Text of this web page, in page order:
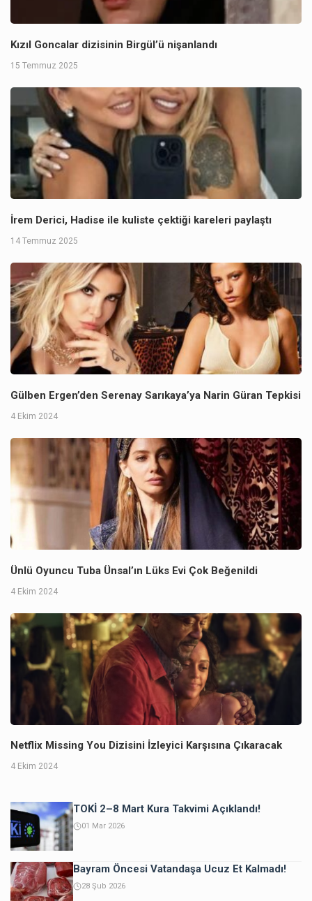
Kızıl Goncalar dizisinin Birgül’ü nişanlandı
15 Temmuz 2025
İrem Derici, Hadise ile kuliste çektiği kareleri paylaştı
14 Temmuz 2025
Gülben Ergen’den Serenay Sarıkaya’ya Narin Güran Tepkisi
4 Ekim 2024
Ünlü Oyuncu Tuba Ünsal’ın Lüks Evi Çok Beğenildi
4 Ekim 2024
Netflix Missing You Dizisini İzleyici Karşısına Çıkaracak
4 Ekim 2024
TOKİ 2–8 Mart Kura Takvimi Açıklandı!
01 Mar 2026
Bayram Öncesi Vatandaşa Ucuz Et Kalmadı!
28 Şub 2026